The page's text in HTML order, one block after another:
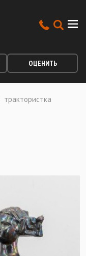
ОЦЕНИТЬ
трактористка